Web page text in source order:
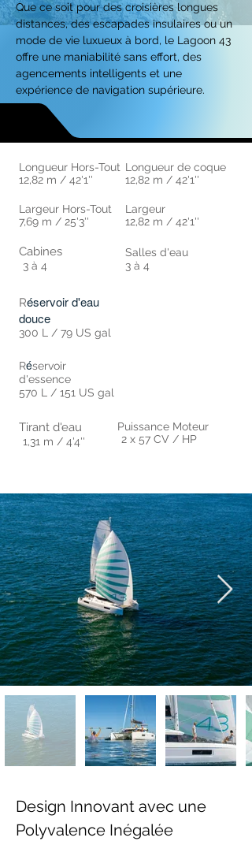
Que ce soit pour des croisières longues
distances, des escapades insulaires ou un
mode de vie luxueux à bord, le Lagoon 43
offre une maniabilité sans effort, des
agencements intelligents et une
expérience de navigation supérieure.
Longueur Hors-Tout
12,82 m / 42'1''
Largeur Hors-Tout
7,69 m / 25'3''
Cabines
3 à 4
Longueur de coque
12,82 m / 42'1''
Largeur
12,82 m / 42'1''
Salles d'eau
3 à 4
Réservoir d'eau
douce
300 L / 79 US gal
Réservoir
d'essence
570 L / 151 US gal
Tirant d'eau
1,31 m / 4'4''
Puissance Moteur
2 x 57 CV / HP
Design Innovant avec une
Polyvalence Inégalée